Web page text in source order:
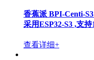
香蕉派 BPI-Centi-
采用ESP32-S3 ,支
查看详细+